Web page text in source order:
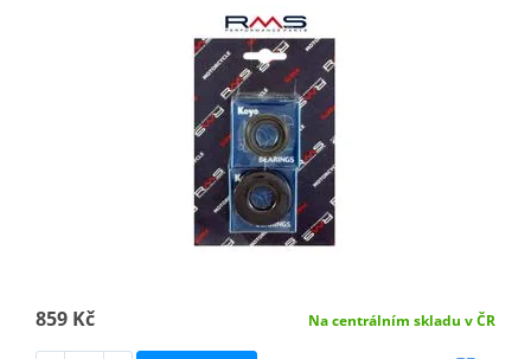
859 Kč Na centrálním skladu v ČR